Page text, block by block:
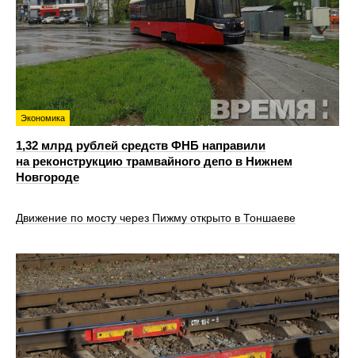
Экономика
1,32 млрд рублей средств ФНБ направили
на реконструкцию трамвайного депо в Нижнем
Новгороде
Движение по мосту через Пижму открыто в Тоншаеве